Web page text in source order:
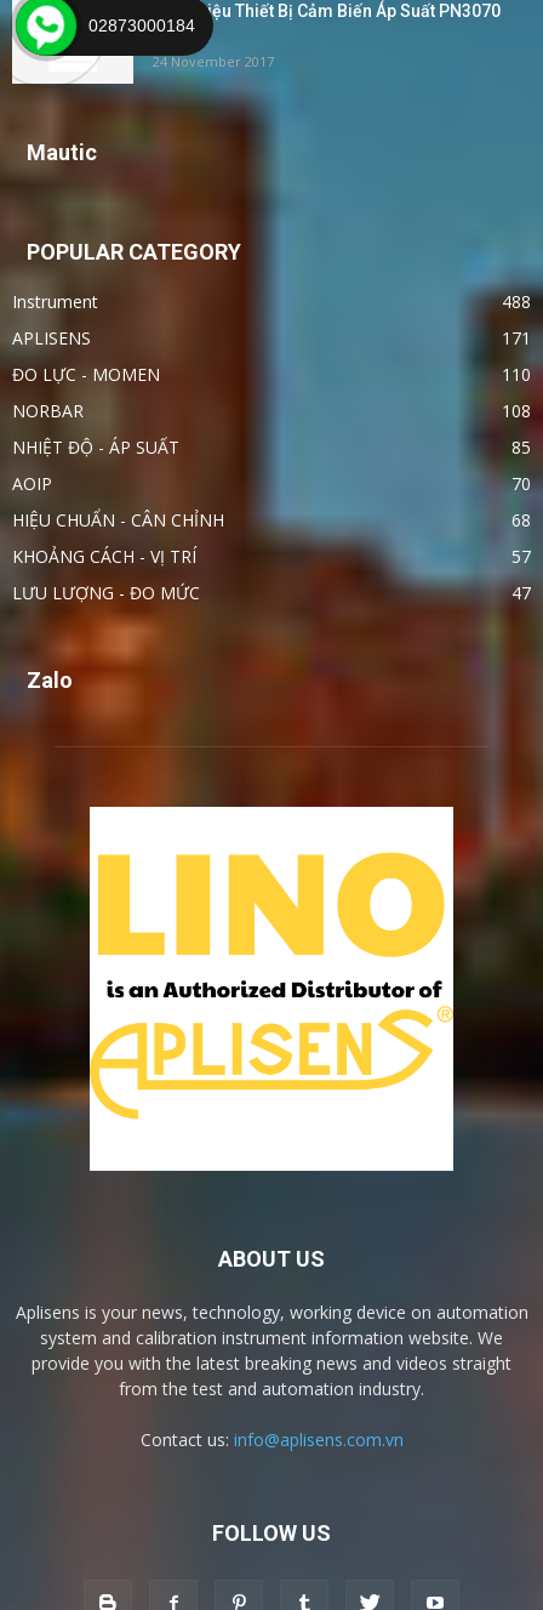
Giới Thiệu Thiết Bị Cảm Biến Áp Suất PN3070
IFM –...
24 November 2017
Mautic
POPULAR CATEGORY
Instrument
488
APLISENS
171
ĐO LỰC - MOMEN
110
NORBAR
108
NHIỆT ĐỘ - ÁP SUẤT
85
AOIP
70
HIỆU CHUẨN - CÂN CHỈNH
68
KHOẢNG CÁCH - VỊ TRÍ
57
LƯU LƯỢNG - ĐO MỨC
47
Zalo
ABOUT US
Aplisens is your news, technology, working device on automation
system and calibration instrument information website. We
provide you with the latest breaking news and videos straight
from the test and automation industry.
Contact us: info@aplisens.com.vn
FOLLOW US
02873000184